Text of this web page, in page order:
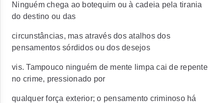
Ninguém chega ao botequim ou à cadeia pela tirania
do destino ou das
circunstâncias, mas através dos atalhos dos
pensamentos sórdidos ou dos desejos
vis. Tampouco ninguém de mente limpa cai de repente
no crime, pressionado por
qualquer força exterior; o pensamento criminoso há